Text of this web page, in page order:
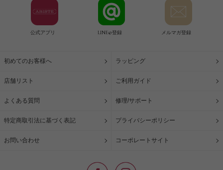
公式アプリ LINE@登録 メルマガ登録
初めてのお客様へ ラッピング
店舗リスト ご利用ガイド
よくある質問 修理/サポート
特定商取引法に基づく表記 プライバシーポリシー
お問い合わせ コーポレートサイト